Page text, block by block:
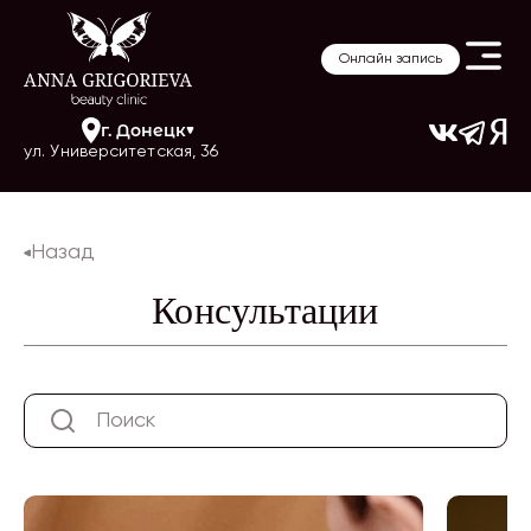
Онлайн запись
г.Донецк
ул. Университетская, 36
Назад
Консультации